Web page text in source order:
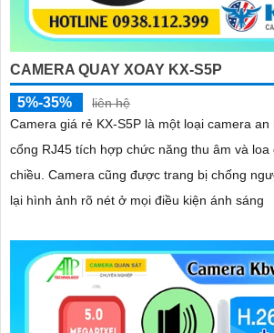
CAMERA QUAY XOAY KX-S5P
5%-35%
liên hệ
Camera giá rẻ KX-S5P là một loại camera
cổng RJ45 tích hợp chức năng thu âm và loa
chiều. Camera cũng được trang bị chống ngược sáng DWDR mang
lại hình ảnh rõ nét ở mọi điều kiện ánh sáng